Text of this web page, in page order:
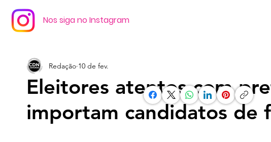
Nos siga no Instagram
Eleitores atentos com
importam candidatos de
Redação 10 de fev.